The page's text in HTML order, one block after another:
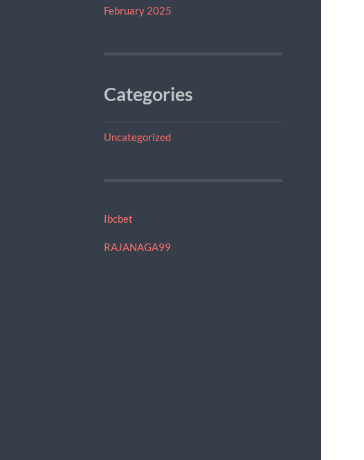
February 2025
Categories
Uncategorized
Ibcbet
RAJANAGA99